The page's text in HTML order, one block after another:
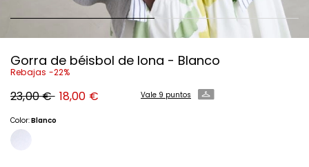
Gorra de béisbol de lona - Blanco
Rebajas -22%
Precio
original
€
23,00 € Precio
nuevo
18,00 € Vale 9 puntos
Color:Blanco